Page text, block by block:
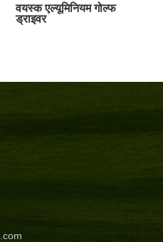
वयस्क एल्यूमिनियम गोल्फ
ड्राइवर